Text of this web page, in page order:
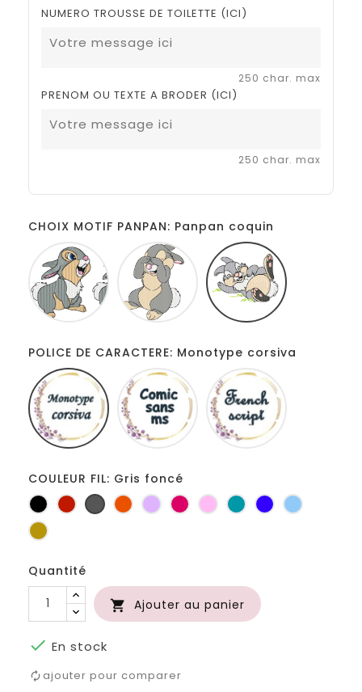
NUMERO TROUSSE DE TOILETTE (ICI)
250 char. max
PRENOM OU TEXTE A BRODER (ICI)
250 char. max
CHOIX MOTIF PANPAN: Panpan coquin
Panpan
assis
Panpan
cache
cache
POLICE DE CARACTERE: Monotype corsiva
Monotype
corsiva
Comic
sans
ms
COULEUR FIL: Gris foncé
Noir RougeGris
foncé
Orange
LilasFuchsia
RoseTurquoise
Bleu
roi
Bleu
Or
Quantité
 Ajouter au panier
 En stock
ajouter pour comparer